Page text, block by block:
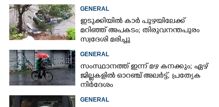
GENERAL
ഇടുക്കിയിൽ കാർ പുഴയിലേക്ക്
മറിഞ്ഞ് അപകടം; തിരുവനന്തപുരം
സ്വദേശി മരിച്ചു
GENERAL
സംസ്ഥാനത്ത് ഇന്ന് മഴ കനക്കും; ഏഴ്
ജില്ലകളിൽ ഓറഞ്ച് അലർട്ട്, പ്രത്യേക
നിർദേശം
GENERAL